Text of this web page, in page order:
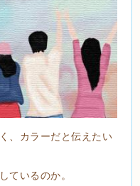
、カラーだと伝えたい
ているのか。